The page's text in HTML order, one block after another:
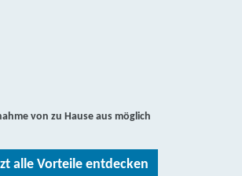
von zu Hause aus möglich
alle Vorteile entdecken